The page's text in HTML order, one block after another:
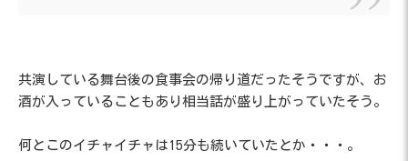
共演している舞台後の食事会の帰り道だったそうですが、お
酒が入っていることもあり相当話が盛り上がっていたそう。
何とこのイチャイチャは15分も続いていたとか・・・。